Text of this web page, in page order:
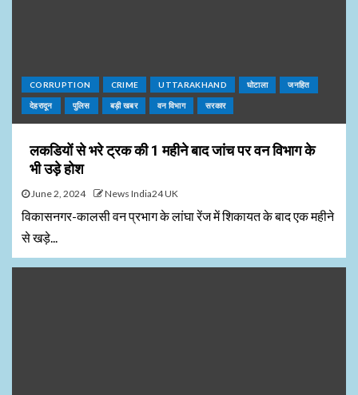
CORRUPTION CRIME UTTARAKHAND घोटाला जनहित
देहरादून पुलिस बड़ी खबर वन विभाग सरकार
लकडियों से भरे ट्रक की 1 महीने बाद जांच पर वन विभाग के
भी उड़े होश
June 2, 2024 News India24 UK
विकासनगर-कालसी वन प्रभाग के लांघा रेंज में शिकायत के बाद एक महीने
से खड़े...